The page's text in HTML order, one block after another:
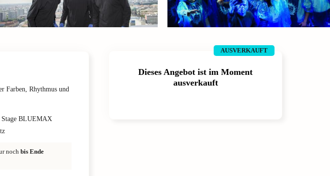
AUSVERKAUFT
Dieses Angebot ist im Moment
ausverkauft
Farben, Rhythmus und
Stage BLUEMAX
noch bis Ende